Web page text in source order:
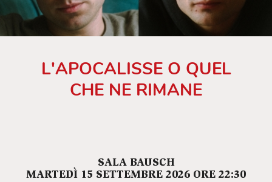
L'APOCALISSE O QUEL
CHE NE RIMANE
SALA BAUSCH
MARTEDÌ 15 SETTEMBRE 2026 ORE 22:30